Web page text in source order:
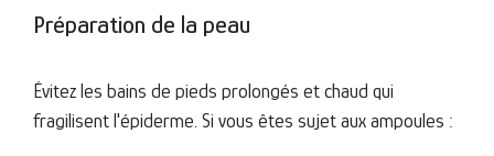
Préparation de la peau
Évitez les bains de pieds prolongés et chaud qui
fragilisent l'épiderme. Si vous êtes sujet aux ampoules :